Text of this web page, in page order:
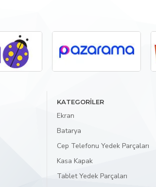
KATEGORİLER
Ekran
Batarya
Cep Telefonu Yedek Parçaları
Kasa Kapak
Tablet Yedek Parçaları